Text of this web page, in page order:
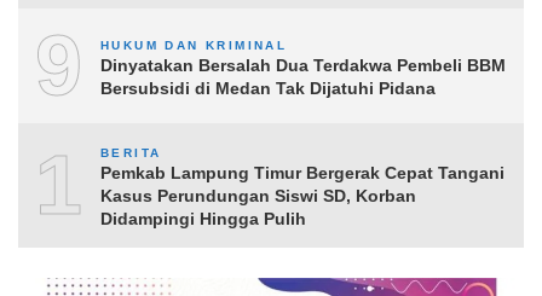
9 HUKUM DAN KRIMINAL
Dinyatakan Bersalah Dua Terdakwa Pembeli BBM
Bersubsidi di Medan Tak Dijatuhi Pidana
10BERITA
Pemkab Lampung Timur Bergerak Cepat Tangani
Kasus Perundungan Siswi SD, Korban
Didampingi Hingga Pulih